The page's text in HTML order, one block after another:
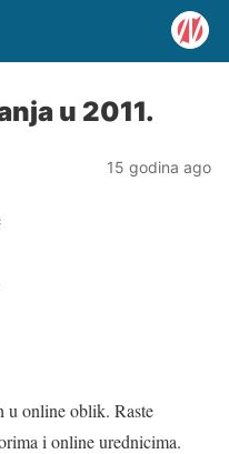
u 2011.
15 godina ago
u online oblik. Raste
i online urednicima.